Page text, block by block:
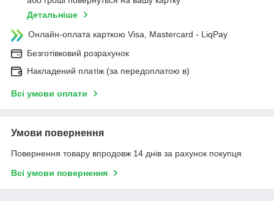
Детальніше
Онлайн-оплата карткою Visa, Mastercard - LiqPay
Безготівковий розрахунок
Накладений платіж (за передоплатою в)
Всі умови оплати
Умови повернення
Повернення товару впродовж 14 днів за рахунок покупця
Всі умови повернення